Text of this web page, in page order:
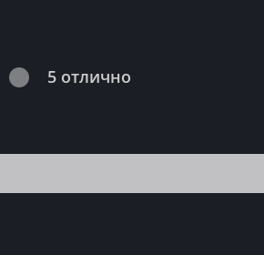
5 отлично